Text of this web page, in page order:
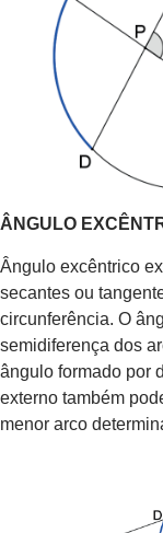
ÂNGULO
Ângulo excêntrico
secantes ou
circunferência. O
semidiferença dos
ângulo formado por
externo também
menor arco